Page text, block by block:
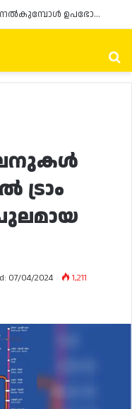
പ്രൊമോഷനുകളും ഓഫറുകളും നൽകുമ്പോൾ ഉപഭോക്താക്കളുടെ അവകാശങ്ങൾ ഉറപ്പാക്കണമെന്ന് ഖത്തർ വാണിജ്യ വ്യവസായ മന്ത്രാലയത്തിന്റെ (MoCI) നിർദ്ദേശം
07/04/2024
1,211